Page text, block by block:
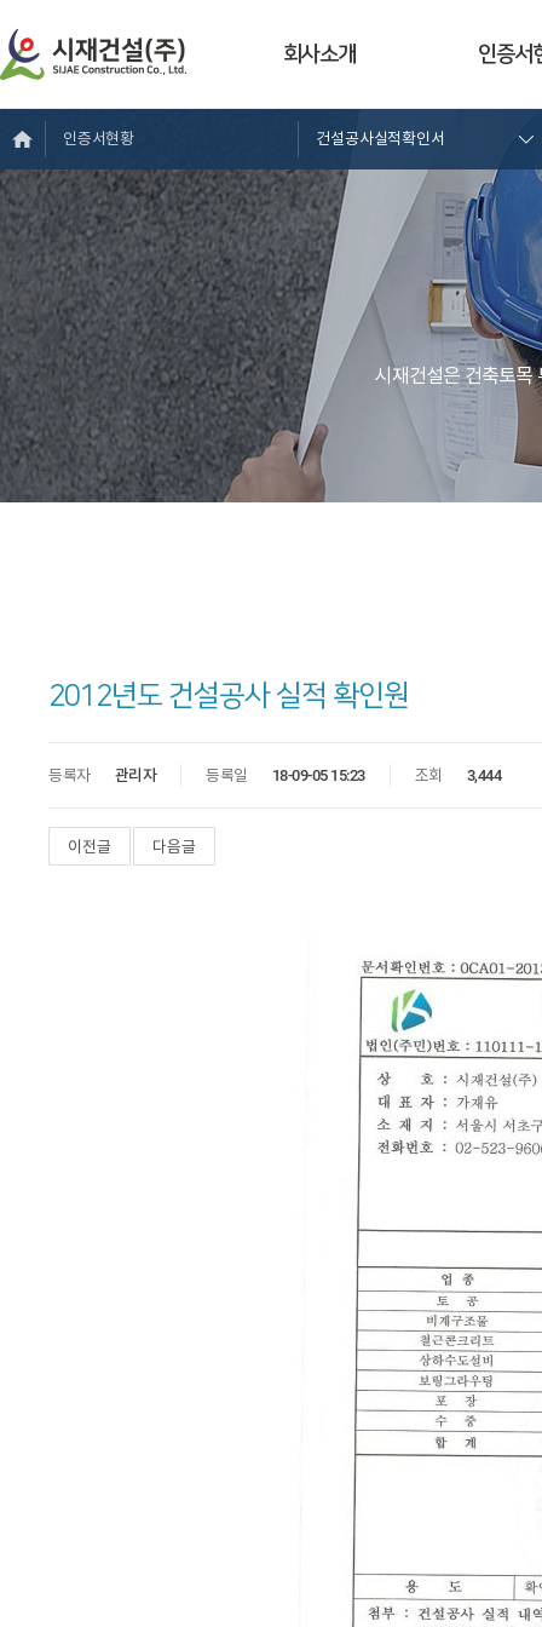
회사소개 인증서
인증서현황 건설공사실적확인서
시재건설은 건축토목
2012년도 건설공사 실적 확인원
등록자 관리자 등록일 18-09-05 15:23 조회 3,444
이전글 다음글